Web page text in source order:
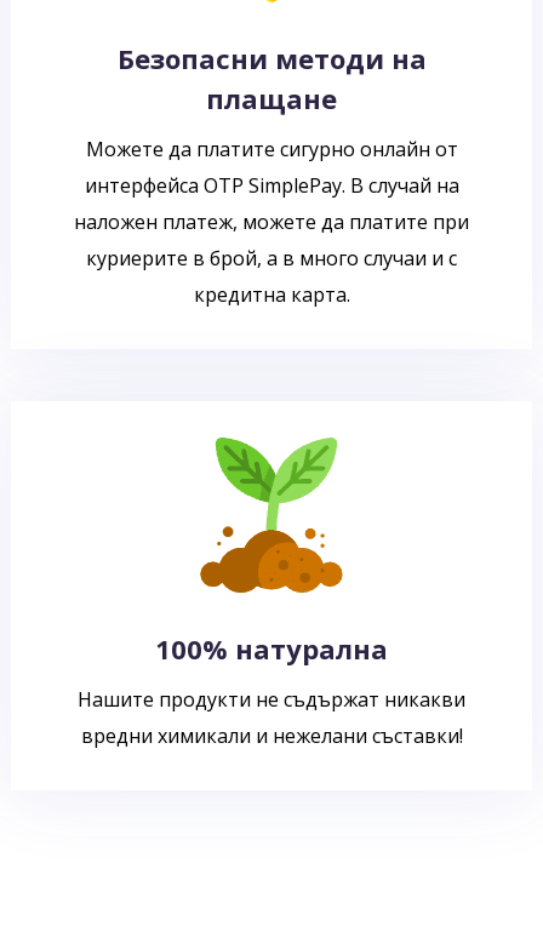
Безопасни методи на
плащане
Можете да платите сигурно онлайн от
интерфейса OTP SimplePay. В случай на
наложен платеж, можете да платите при
куриерите в брой, а в много случаи и с
кредитна карта.
100% натурална
Нашите продукти не съдържат никакви
вредни химикали и нежелани съставки!